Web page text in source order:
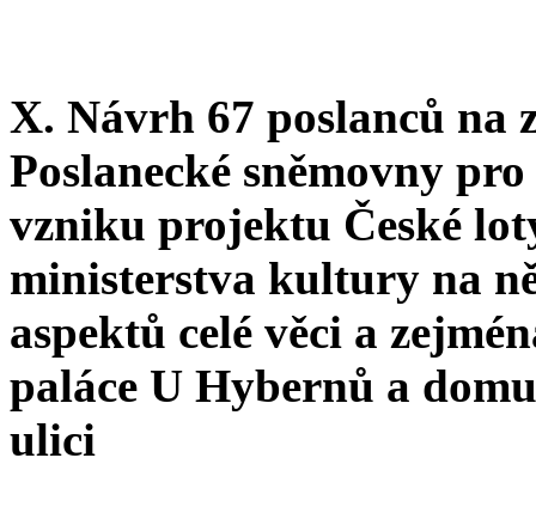
X. Návrh 67 poslanců na
Poslanecké sněmovny
vzniku projektu České
ministerstva kultury na
aspektů celé věci a
paláce U Hybernů a
ulici